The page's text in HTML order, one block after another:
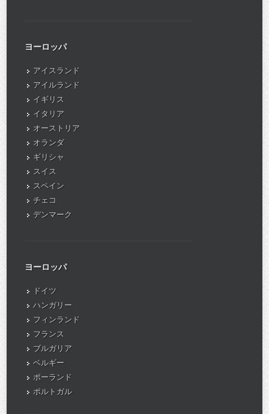
ヨーロッパ
アイスランド
アイルランド
イギリス
イタリア
オーストリア
オランダ
ギリシャ
スイス
スペイン
チェコ
デンマーク
ヨーロッパ
ドイツ
ハンガリー
フィンランド
フランス
ブルガリア
ベルギー
ポーランド
ポルトガル